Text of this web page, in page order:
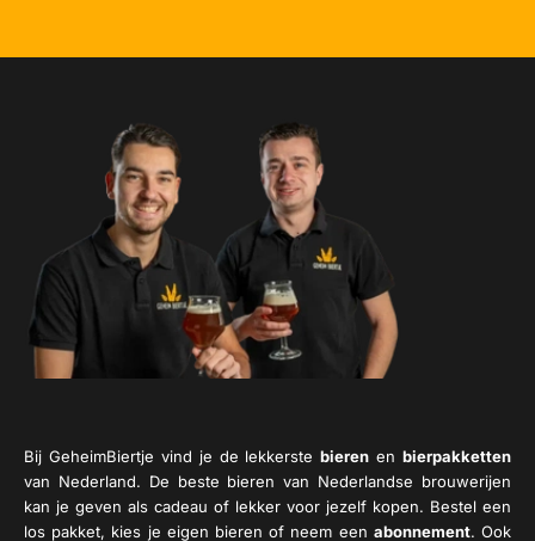
Bij GeheimBiertje vind je de lekkerstebieren en bierpakketten
van Nederland. De beste bieren van Nederlandse brouwerijen
kan je geven als cadeau of lekker voor jezelf kopen. Bestel een
los pakket, kies je eigen bieren of neem een abonnement. Ook